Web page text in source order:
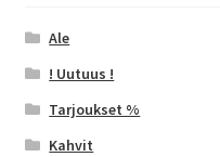
Ale
! Uutuus !
Tarjoukset %
Kahvit